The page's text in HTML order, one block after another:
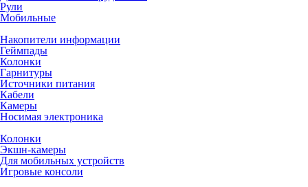
Рули
Мобильные
Накопители информации
Геймпады
Колонки
Гарнитуры
Источники питания
Кабели
Камеры
Носимая электроника
Колонки
Экшн-камеры
Для мобильных устройств
Игровые консоли